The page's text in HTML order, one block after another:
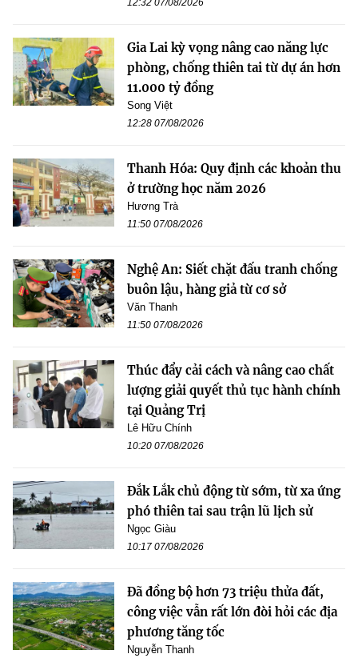
12:32 07/08/2026
Gia Lai kỳ vọng nâng cao năng lực
phòng, chống thiên tai từ dự án hơn
11.000 tỷ đồng
Song Việt
12:28 07/08/2026
Thanh Hóa: Quy định các khoản thu
ở trường học năm 2026
Hương Trà
11:50 07/08/2026
Nghệ An: Siết chặt đấu tranh chống
buôn lậu, hàng giả từ cơ sở
Văn Thanh
11:50 07/08/2026
Thúc đẩy cải cách và nâng cao chất
lượng giải quyết thủ tục hành chính
tại Quảng Trị
Lê Hữu Chính
10:20 07/08/2026
Đắk Lắk chủ động từ sớm, từ xa ứng
phó thiên tai sau trận lũ lịch sử
Ngọc Giàu
10:17 07/08/2026
Đã đồng bộ hơn 73 triệu thửa đất,
công việc vẫn rất lớn đòi hỏi các địa
phương tăng tốc
Nguyễn Thanh